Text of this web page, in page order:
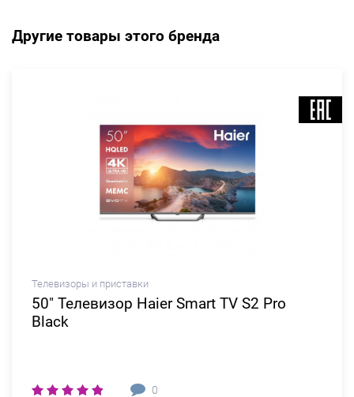
Другие товары этого бренда
Телевизоры и приставки
50" Телевизор Haier Smart TV S2 Pro
Black
0